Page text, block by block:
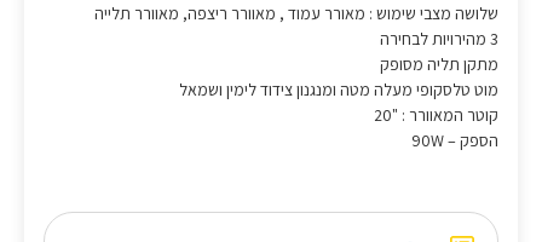
שלושה מצבי שימוש : מאורר עמוד , מאוורר ריצפה, מאוורר תלייה
3 מהירויות לבחירה
מתקן תליה מסופק
מוט טלסקופי מעלה מטה ומנגנון צידוד לימין ושמאל
קוטר המאוורר : "20
הספק – 90W